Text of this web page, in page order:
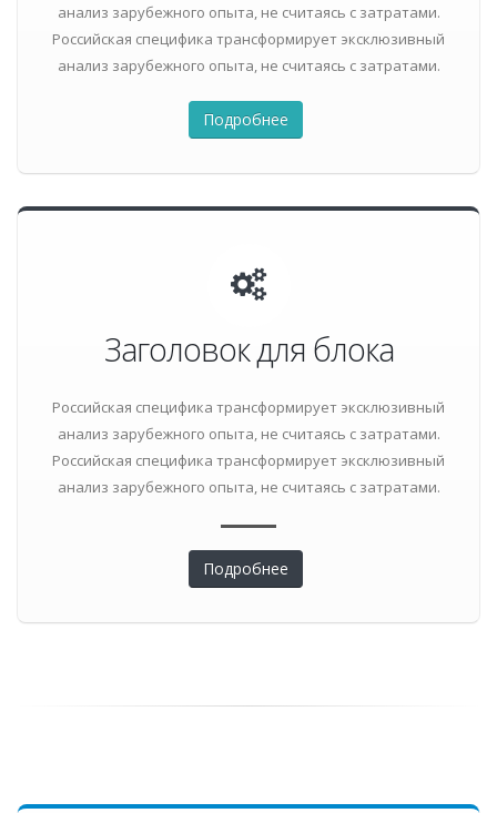
анализ зарубежного опыта, не считаясь с затратами.
Российская специфика трансформирует эксклюзивный
анализ зарубежного опыта, не считаясь с затратами.
Подробнее
Заголовок для блока
Российская специфика трансформирует эксклюзивный
анализ зарубежного опыта, не считаясь с затратами.
Российская специфика трансформирует эксклюзивный
анализ зарубежного опыта, не считаясь с затратами.
Подробнее